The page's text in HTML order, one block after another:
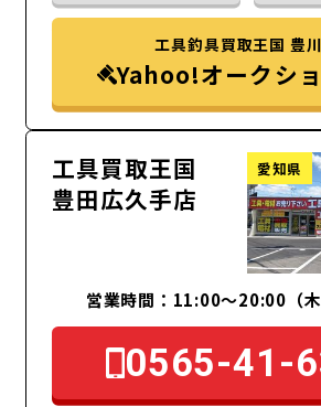
工具釣具買取王国 豊
Yahoo!オークシ
工具買取王国
豊田広久手店
愛知県
営業時間：11:00～20:00（木
0565-41-